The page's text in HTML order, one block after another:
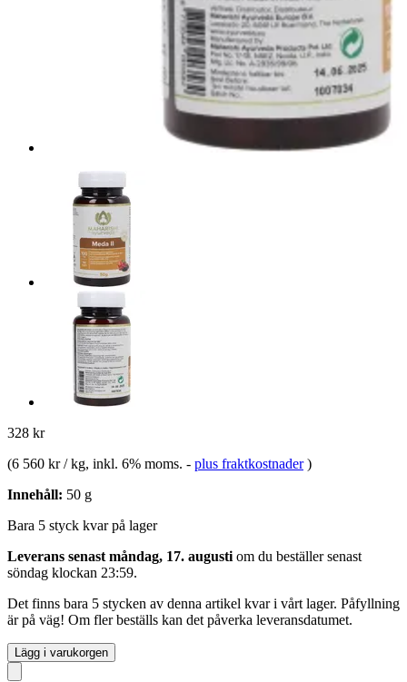
328 kr
(6 560 kr / kg, inkl. 6% moms. - plus fraktkostnader )
Innehåll: 50 g
Bara 5 styck kvar på lager
Leverans senast måndag, 17. augusti om du beställer senast
söndag klockan 23:59.
Det finns bara 5 stycken av denna artikel kvar i vårt lager. Påfyllning
är på väg! Om fler beställs kan det påverka leveransdatumet.
Lägg i varukorgen